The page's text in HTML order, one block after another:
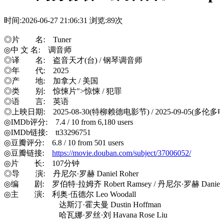
时间:2026-06-27 21:06:31 浏览:89次
◎片 名: Tuner
◎中 文 名: 调音师
◎译 名: 盗音天才(台) / 钢琴调音师
◎年 代: 2025
◎产 地: 加拿大 / 美国
◎类 别: 惊悚片">惊悚 / 犯罪
◎语 言: 英语
◎上映日期: 2025-08-30(特柳赖德电影节) / 2025-09-05(多伦多
◎IMDb评分: 7.4 / 10 from 6,180 users
◎IMDb链接: tt33296751
◎豆瓣评分: 6.8 / 10 from 501 users
◎豆瓣链接: https://movie.douban.com/subject/37006052/
◎片 长: 107分钟
◎导 演: 丹尼尔·罗赫 Daniel Roher
◎编 剧: 罗伯特·拉姆齐 Robert Ramsey / 丹尼尔·罗赫
◎主 演: 利奥·伍德尔 Leo Woodall
达斯汀·霍夫曼 Dustin Hoffman
哈瓦娜·罗丝·刘 Havana Rose Liu